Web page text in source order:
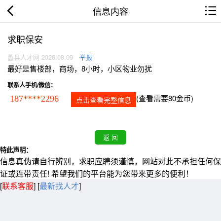
信息内容
求职保安
蠡县人才网 2026.08.09 举报
最好是售楼部，商场，8小时，小区物业勿扰
联系人手机/微信：
187****2296 点击查看完整信息 (查看需要80金币)
特此声明：
信息真伪请自行辨别，求职应聘须谨慎，网站对此不承担任何保
证或连带责任! 希望我们的平台能为您带来更多的便利！
[联系客服] [最新找人才]